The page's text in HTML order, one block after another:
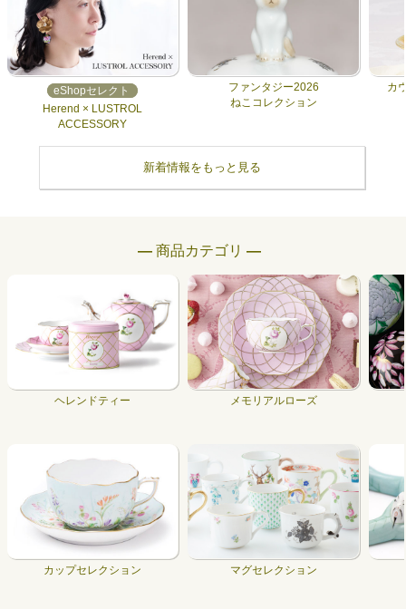
eShopセレクト
Herend × LUSTROL
ACCESSORY
ファンタジー2026
ねこコレクション
カ
新着情報をもっと見る
― 商品カテゴリ ―
ヘレンドティー
カップセレクション
メモリアルローズ
マグセレクション